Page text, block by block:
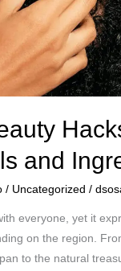
and
/ Uncategorized /
everyone, yet it
on the region.
to the natural